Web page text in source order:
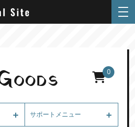
OODS 0
サポートメニュー